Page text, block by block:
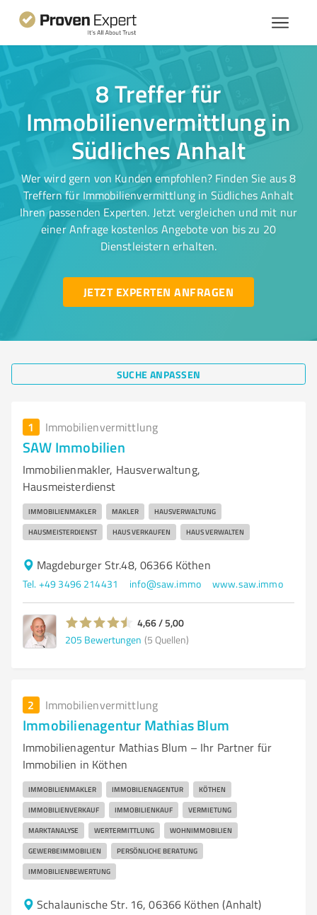
8 Treffer für
Immobilienvermittlung in
Südliches Anhalt
Wer wird gern von Kunden empfohlen? Finden Sie aus 8
Treffern für Immobilienvermittlung in Südliches Anhalt
Ihren passenden Experten. Jetzt vergleichen und mit nur
einer Anfrage kostenlos Angebote von bis zu 20
Dienstleistern erhalten.
JETZT EXPERTEN ANFRAGEN
SUCHE ANPASSEN
1 Immobilienvermittlung
SAW Immobilien
Immobilienmakler, Hausverwaltung,
Hausmeisterdienst
IMMOBILIENMAKLER MAKLER HAUSVERWALTUNG
HAUSMEISTERDIENST HAUS VERKAUFEN HAUS VERWALTEN
Magdeburger Str.48, 06366 Köthen
Tel. +49 3496 214431 info@saw.immo www.saw.immo
4,66 / 5,00
205 Bewertungen (5 Quellen)
2 Immobilienvermittlung
Immobilienagentur Mathias Blum
Immobilienagentur Mathias Blum – Ihr Partner für
Immobilien in Köthen
IMMOBILIENMAKLER IMMOBILIENAGENTUR KÖTHEN
IMMOBILIENVERKAUF IMMOBILIENKAUF VERMIETUNG
MARKTANALYSE WERTERMITTLUNG WOHNIMMOBILIEN
GEWERBEIMMOBILIEN PERSÖNLICHE BERATUNG
IMMOBILIENBEWERTUNG
Schalaunische Str. 16, 06366 Köthen (Anhalt)